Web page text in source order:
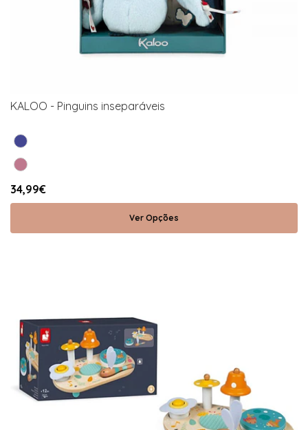
KALOO - Pinguins inseparáveis
34,99€
Ver Opções